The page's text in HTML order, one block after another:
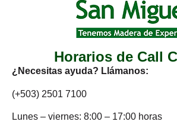
Horarios de Call
¿Necesitas ayuda? Llámanos:
(+503) 2501 7100
Lunes – viernes: 8:00 – 17:00 horas